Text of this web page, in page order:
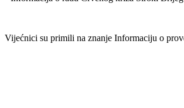
Vijećnici su primili na znanje Informaciju o